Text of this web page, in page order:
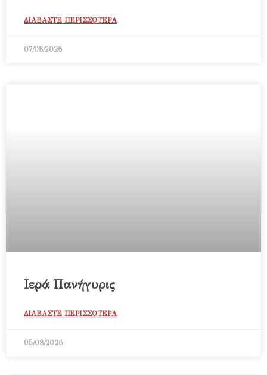
ΔΙΑΒΑΣΤΕ ΠΕΡΙΣΣΟΤΕΡΑ
07/08/2026
Ιερά Πανήγυρις
ΔΙΑΒΑΣΤΕ ΠΕΡΙΣΣΟΤΕΡΑ
05/08/2026